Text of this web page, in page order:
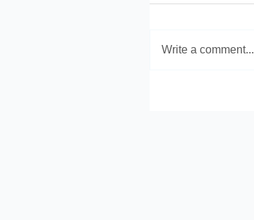
Write a comment...